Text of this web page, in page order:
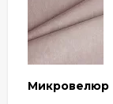
Микровелюр